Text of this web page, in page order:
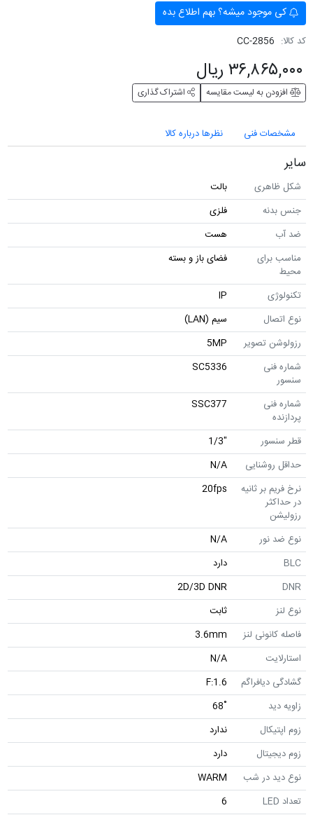
کی موجود میشه؟ بهم اطلاع بده
کد کالا: CC-2856
۳۶,۸۶۵,۰۰۰ ریال
افزودن به لیست مقایسه اشتراک گذاری
مشخصات فنی نظرها درباره کالا
سایر
شکل ظاهری
بالت
جنس بدنه
فلزی
ضد آب
هست
مناسب برای
محیط
فضای باز و بسته
تکنولوژی
IP
نوع اتصال
سیم (LAN)
رزولوشن تصویر
5MP
شماره فنی
سنسور
SC5336
شماره فنی
پردازنده
SSC377
قطر سنسور
"1/3
حداقل روشنایی
N/A
نرخ فریم بر ثانیه
در حداکثر
رزولیشن
20fps
نوع ضد نور
N/A
BLC
دارد
DNR
2D/3D DNR
نوع لنز
ثابت
فاصله کانونی لنز
3.6mm
استارلایت
N/A
گشادگی دیافراگم
F:1.6
زاویه دید
˚68
زوم اپتیکال
ندارد
زوم دیجیتال
دارد
نوع دید در شب
WARM
تعداد LED
6